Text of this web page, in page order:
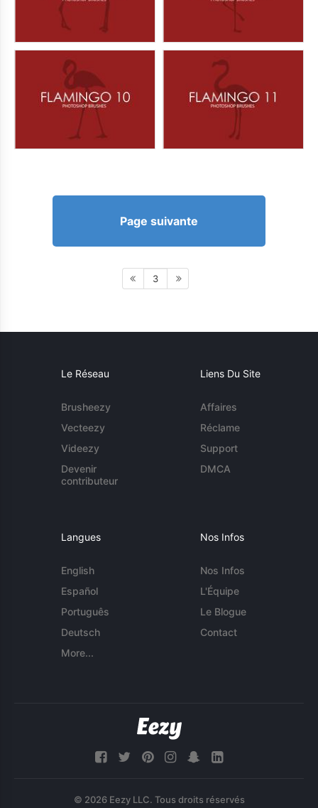
Page suivante
3
Le Réseau
Brusheezy
Vecteezy
Videezy
Devenir
contributeur
Liens Du Site
Affaires
Réclame
Support
DMCA
Langues
English
Español
Português
Deutsch
More...
Nos Infos
Nos Infos
L'Équipe
Le Blogue
Contact
© 2026 Eezy LLC. Tous droits réservés